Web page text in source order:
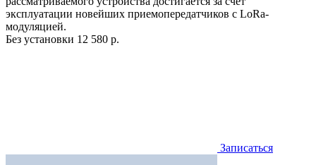
эксплуатации новейших приемопередатчиков с LoRa-
модуляцией.
Без установки 12 580 р.
Записаться